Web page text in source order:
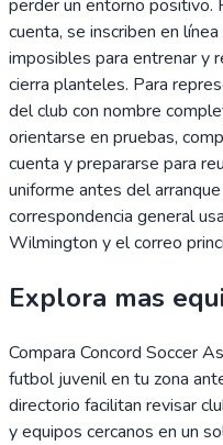
perder un entorno positivo.
cuenta, se inscriben en
imposibles para entrenar y
cierra planteles. Para
del club con nombre
orientarse en pruebas,
cuenta y prepararse para
uniforme antes del
correspondencia general
Wilmington y el correo
Explora mas
Compara Concord Soccer
futbol juvenil en tu zona
directorio facilitan revisar
y equipos cercanos en un